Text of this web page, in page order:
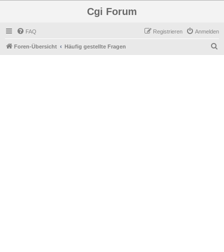
Cgi Forum
FAQ Anmelden
Registrieren
Foren-Übersicht Häufig gestellte Fragen